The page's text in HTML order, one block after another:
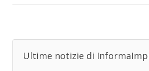
Ultime notizie di